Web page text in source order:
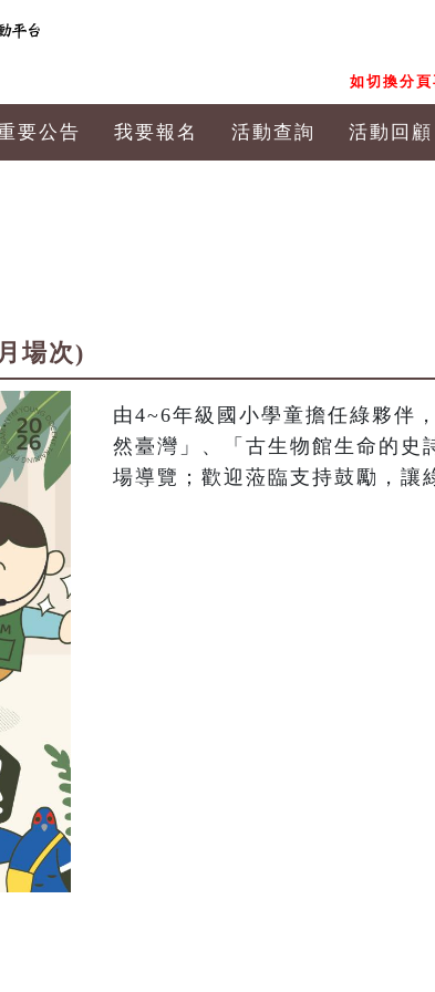
如切換分
要公告 我要報名 活動查詢 活動回顧
場次)
由4~6年級國小學童擔任綠夥伴
然臺灣」、「古生物館生命的史
場導覽；歡迎蒞臨支持鼓勵，讓